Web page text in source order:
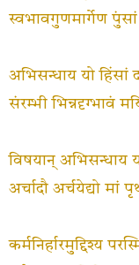
स्वभावगुणमार्गेण
अभिसन्धाय यो हिंसां
संरम्भी भिन्नदृग्भावं
विषयान् अभिसन्धाय
अर्चादौ अर्चयेद्यो मां
कर्मनिर्हारमुद्दिश्य